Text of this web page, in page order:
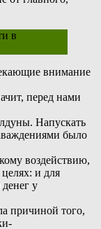
в
внимание
перед нами
Напускать
было
воздействию,
и для
у
причиной того,